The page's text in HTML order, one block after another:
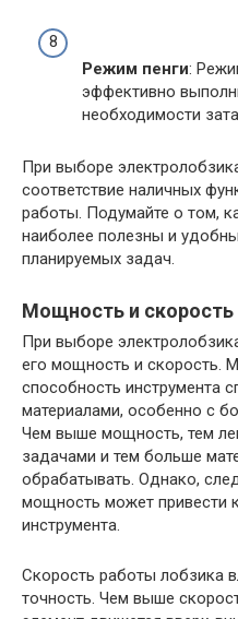
Режим пенги:
эффективно
необходимости
При выборе
соответствие наличных
работы. Подумайте о том,
наиболее полезны и
планируемых задач.
Мощность и скорость
При выборе
его мощность и скорость.
способность инструмента
материалами, особенно с
Чем выше мощность, тем
задачами и тем больше
обрабатывать. Однако,
мощность может привести
инструмента.
Скорость работы лобзика
точность. Чем выше